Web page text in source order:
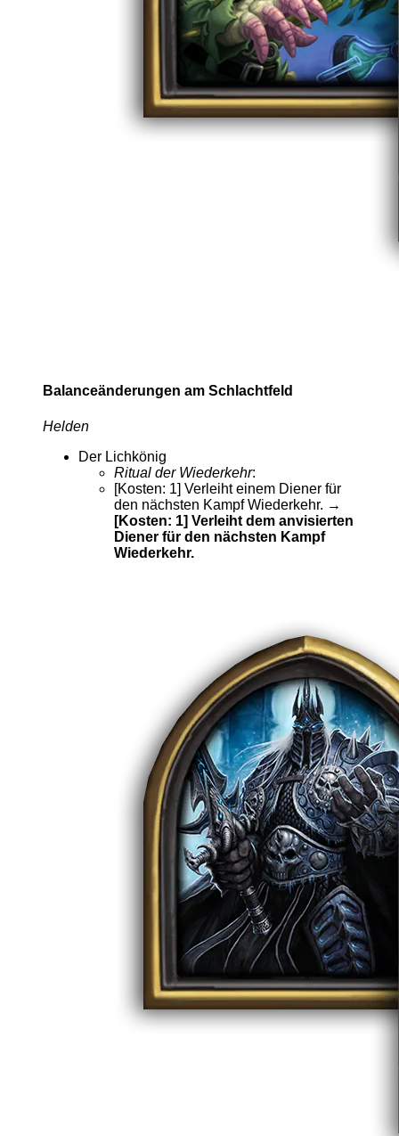
Balanceänderungen am Schlachtfeld
Helden
Der Lichkönig
Ritual der Wiederkehr:
[Kosten: 1] Verleiht einem Diener für
den nächsten Kampf Wiederkehr. →
[Kosten: 1] Verleiht dem anvisierten
Diener für den nächsten Kampf
Wiederkehr.